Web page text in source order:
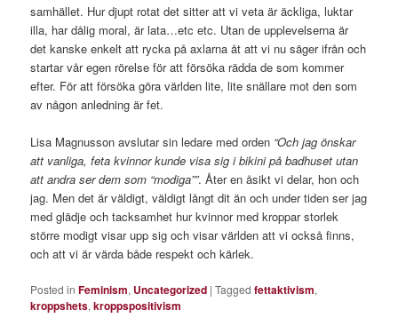
samhället. Hur djupt rotat det sitter att vi veta är äckliga, luktar
illa, har dålig moral, är lata…etc etc. Utan de upplevelserna är
det kanske enkelt att rycka på axlarna åt att vi nu säger ifrån och
startar vår egen rörelse för att försöka rädda de som kommer
efter. För att försöka göra världen lite, lite snällare mot den som
av någon anledning är fet.
Lisa Magnusson avslutar sin ledare med orden “Och jag önskar
att vanliga, feta kvinnor kunde visa sig i bikini på badhuset utan
att andra ser dem som “modiga””. Åter en åsikt vi delar, hon och
jag. Men det är väldigt, väldigt långt dit än och under tiden ser jag
med glädje och tacksamhet hur kvinnor med kroppar storlek
större modigt visar upp sig och visar världen att vi också finns,
och att vi är värda både respekt och kärlek.
Posted in Feminism, Uncategorized |Tagged fettaktivism,
kroppshets,kroppspositivism